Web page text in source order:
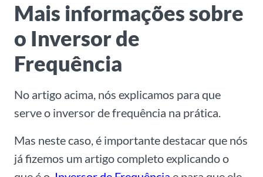
Mais informações sobre
o Inversor de
Frequência
No artigo acima, nós explicamos para que
serve o inversor de frequência na prática.
Mas neste caso, é importante destacar que nós
já fizemos um artigo completo explicando o